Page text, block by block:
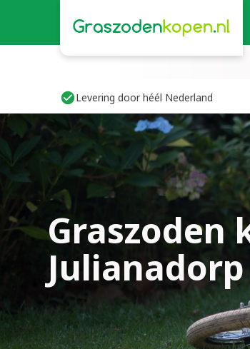
Levering door héél Nederland
Graszoden
Julianadorp